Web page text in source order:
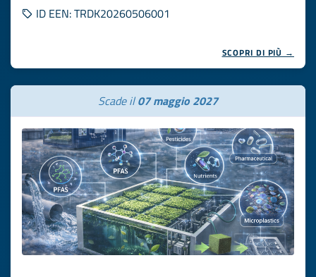
ID EEN: TRDK20260506001
SCOPRI DI PIÙ →
Scade il07 maggio 2027